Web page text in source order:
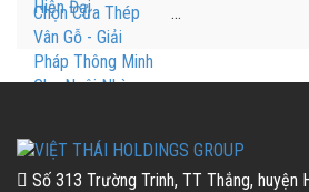
...
Số 313 Trường Trinh, TT Thắng, huyện